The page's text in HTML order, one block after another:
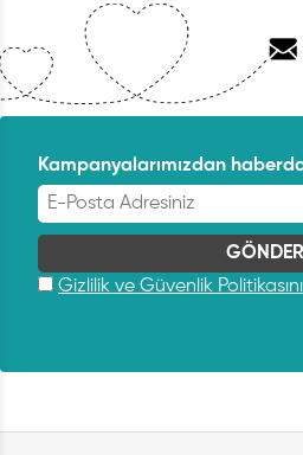
Kampanyalarımızdan
Gizlilik ve Güvenlik Politikasını